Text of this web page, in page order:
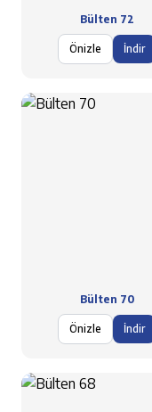
Bülten 72
Önizle İndir
Bülten 70
Önizle İndir